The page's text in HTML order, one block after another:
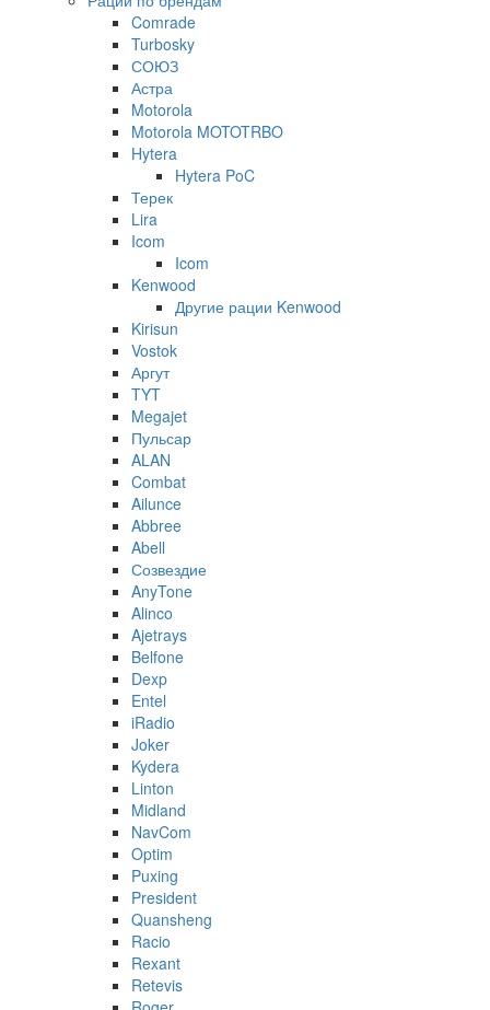
Comrade
Turbosky
СОЮЗ
Астра
Motorola
Motorola MOTOTRBO
Hytera
Hytera PoC
Терек
Lira
Icom
Icom
Kenwood
Другие рации Kenwood
Kirisun
Vostok
Аргут
TYT
Megajet
Пульсар
ALAN
Combat
Ailunce
Abbree
Abell
Созвездие
AnyTone
Alinco
Ajetrays
Belfone
Dexp
Entel
iRadio
Joker
Kydera
Linton
Midland
NavCom
Optim
Puxing
President
Quansheng
Racio
Rexant
Retevis